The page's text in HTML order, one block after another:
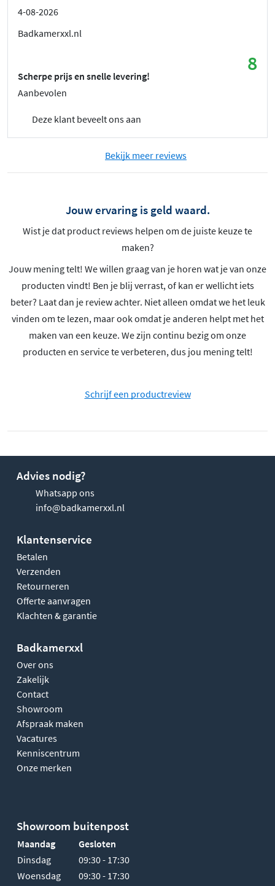
4-08-2026
Badkamerxxl.nl
8
Scherpe prijs en snelle levering!
Aanbevolen
Deze klant beveelt ons aan
Bekijk meer reviews
Jouw ervaring is geld waard.
Wist je dat product reviews helpen om de juiste keuze te
maken?
Jouw mening telt! We willen graag van je horen wat je van onze
producten vindt! Ben je blij verrast, of kan er wellicht iets
beter? Laat dan je review achter. Niet alleen omdat we het leuk
vinden om te lezen, maar ook omdat je anderen helpt met het
maken van een keuze. We zijn continu bezig om onze
producten en service te verbeteren, dus jou mening telt!
Schrijf een productreview
Advies nodig?
Whatsapp ons
info@badkamerxxl.nl
Klantenservice
Betalen
Verzenden
Retourneren
Offerte aanvragen
Klachten & garantie
Badkamerxxl
Over ons
Zakelijk
Contact
Showroom
Afspraak maken
Vacatures
Kenniscentrum
Onze merken
Showroom buitenpost
Maandag
Gesloten
Dinsdag
09:30 - 17:30
Woensdag
09:30 - 17:30